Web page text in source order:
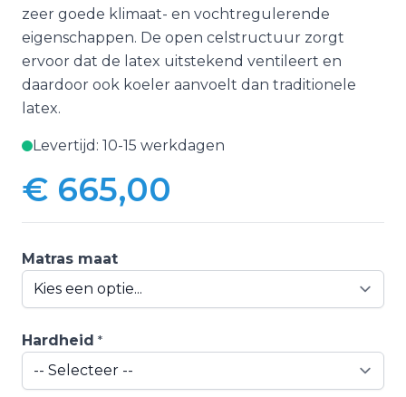
zeer goede klimaat- en vochtregulerende
eigenschappen. De open celstructuur zorgt
ervoor dat de latex uitstekend ventileert en
daardoor ook koeler aanvoelt dan traditionele
latex.
Levertijd: 10-15 werkdagen
Vanaf:
€ 665,00
Matras maat
Hardheid *